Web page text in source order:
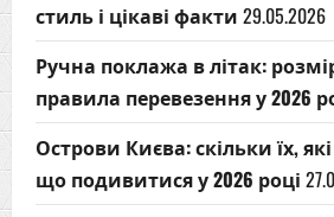
стиль і цікаві факти 29.05.2026
Ручна поклажа в літак:
правила перевезення у 2026
Острови Києва: скільки їх,
що подивитися у 2026 році